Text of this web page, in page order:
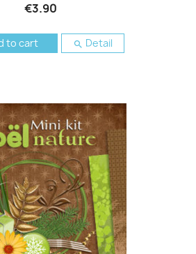
€3.90
to cart  Detail